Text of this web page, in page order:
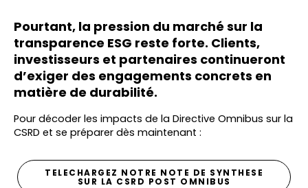
Pourtant, la pression du marché sur la
transparence ESG reste forte. Clients,
investisseurs et partenaires continueront
d’exiger des engagements concrets en
matière de durabilité.
Pour décoder les impacts de la Directive Omnibus sur la
CSRD et se préparer dès maintenant :
TELECHARGEZ NOTRE NOTE DE SYNTHESE
SUR LA CSRD POST OMNIBUS